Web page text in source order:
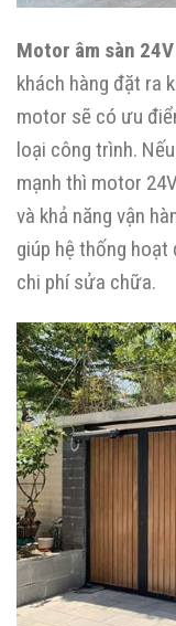
Motor âm sàn
khách hàng đặt ra
motor sẽ có ưu
loại công trình.
mạnh thì motor
và khả năng vận
giúp hệ thống hoạt
chi phí sửa chữa.